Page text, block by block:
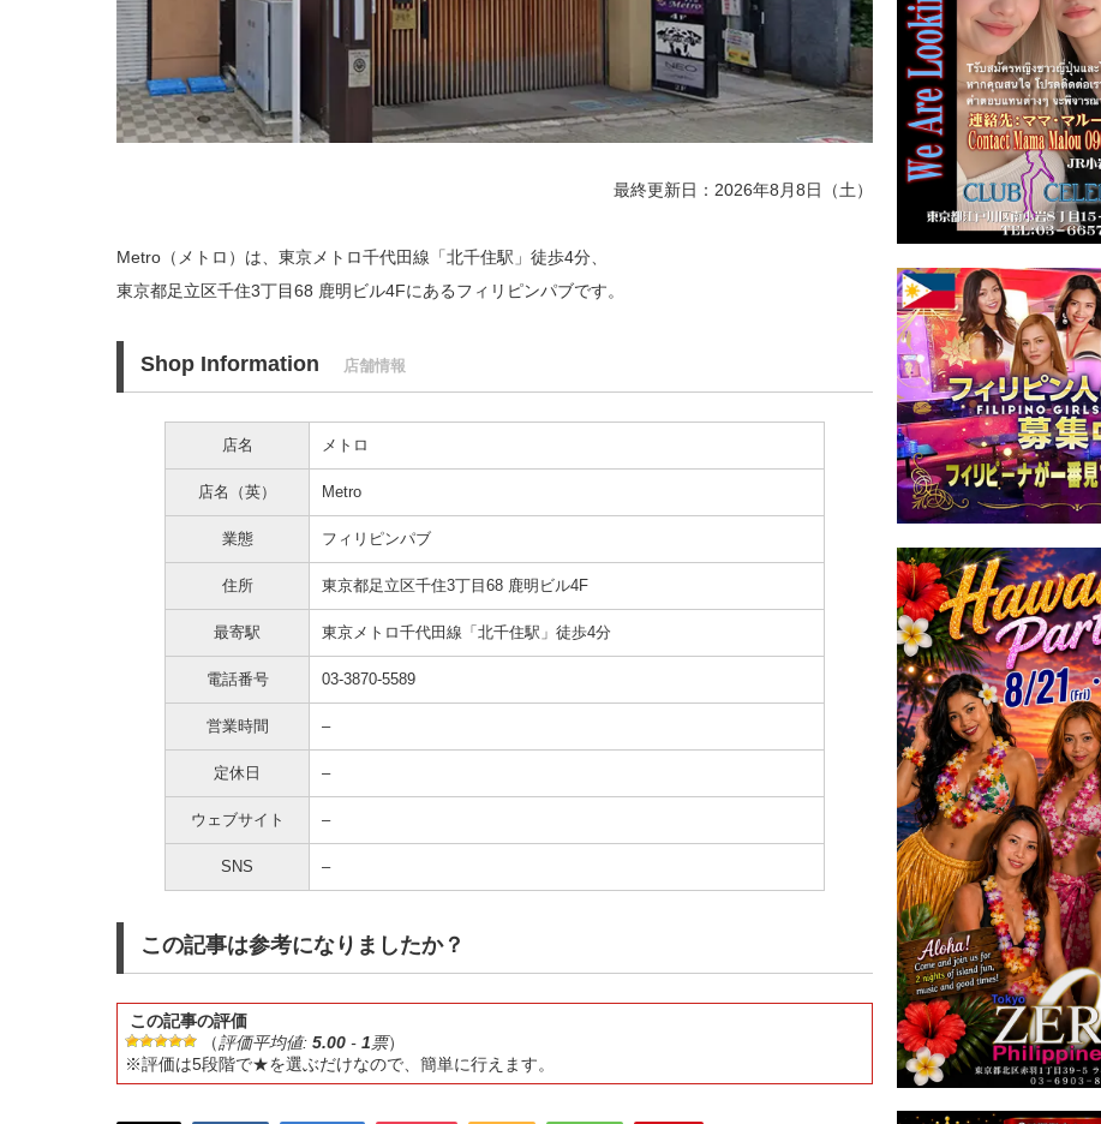
最終更新日：2026年8月8日（土）
Metro（メトロ）は、東京メトロ千代田線「北千住駅」徒歩4分、
東京都足立区千住3丁目68 鹿明ビル4Fにあるフィリピンパブです。
Shop Information 店舗情報
店名 メトロ
店名（英） Metro
業態 フィリピンパブ
住所 東京都足立区千住3丁目68 鹿明ビル4F
最寄駅 東京メトロ千代田線「北千住駅」徒歩4分
電話番号 03-3870-5589
営業時間 –
定休日 –
ウェブサイト –
SNS –
この記事は参考になりましたか？
この記事の評価
（評価平均値: 5.00 - 1票）
※評価は5段階で★を選ぶだけなので、簡単に行えます。